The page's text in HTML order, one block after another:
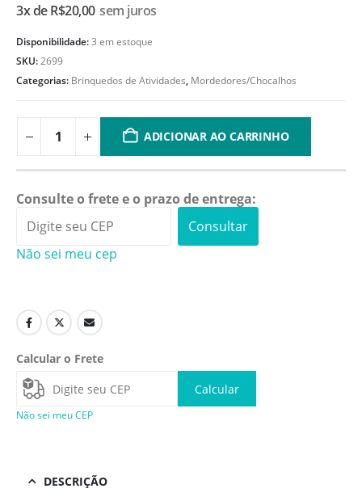
3x deR$20,00 sem juros
Disponibilidade:3 em estoque
SKU:2699
Categorias: Brinquedos de Atividades, Mordedores/Chocalhos
ADICIONAR AO CARRINHO
Consulte o frete e o prazo de entrega:
Consultar
Não sei meu cep
Calcular o Frete
Calcular
Não sei meu CEP
DESCRIÇÃO